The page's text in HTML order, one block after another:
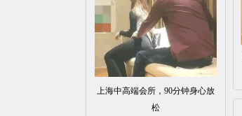
上海中高端会所，90分钟身心放
松